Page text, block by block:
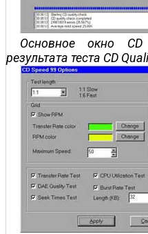
Основное окно
результата теста CD